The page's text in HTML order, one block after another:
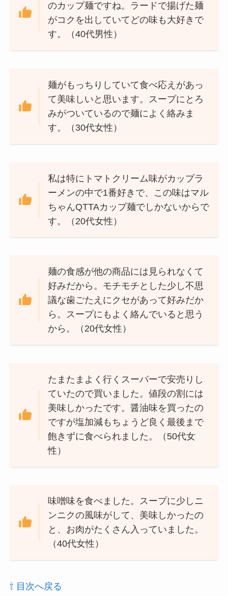
のカップ麺ですね。ラードで揚げた麺
がコクを出していてどの味も大好きで
す。（40代男性）
麺がもっちりしていて食べ応えがあっ
て美味しいと思います。スープにとろ
みがついているので麺によく絡みま
す。（30代女性）
私は特にトマトクリーム味がカップラ
ーメンの中で1番好きで、この味はマル
ちゃんQTTAカップ麺でしかないからで
す。（20代女性）
麺の食感が他の商品には見られなくて
好みだから。モチモチとした少し不思
議な歯ごたえにクセがあって好みだか
ら。スープにもよく絡んでいると思う
から。（20代女性）
たまたまよく行くスーパーで安売りし
ていたので買いました。値段の割には
美味しかったです。醤油味を買ったの
ですが塩加減もちょうど良く最後まで
飽きずに食べられました。（50代女
性）
味噌味を食べました。スープに少しニ
ンニクの風味がして、美味しかったの
と、お肉がたくさん入っていました。
（40代女性）
⇧ 目次へ戻る